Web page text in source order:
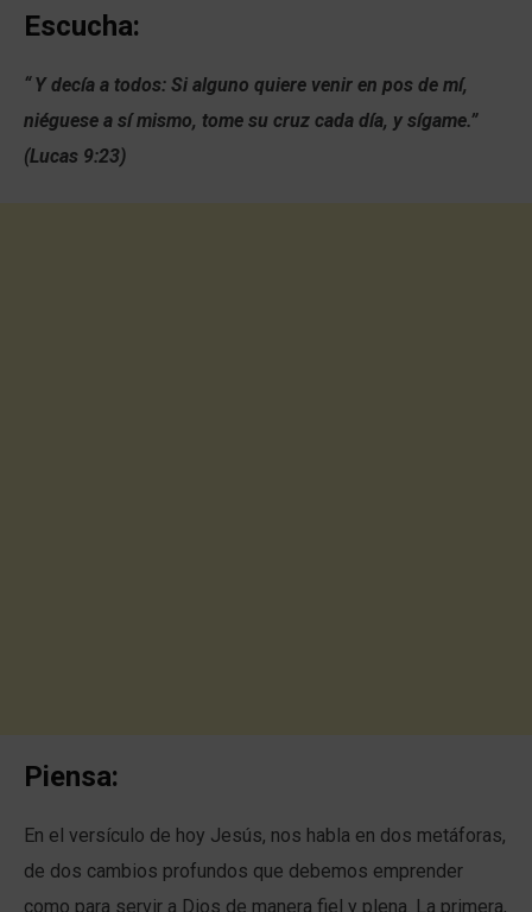
Escucha:
“ Y decía a todos: Si alguno quiere venir en pos de mí,
niéguese a sí mismo, tome su cruz cada día, y sígame.”
(Lucas 9:23)
Piensa:
En el versículo de hoy Jesús, nos habla en dos metáforas,
de dos cambios profundos que debemos emprender
como para servir a Dios de manera fiel y plena. La primera,